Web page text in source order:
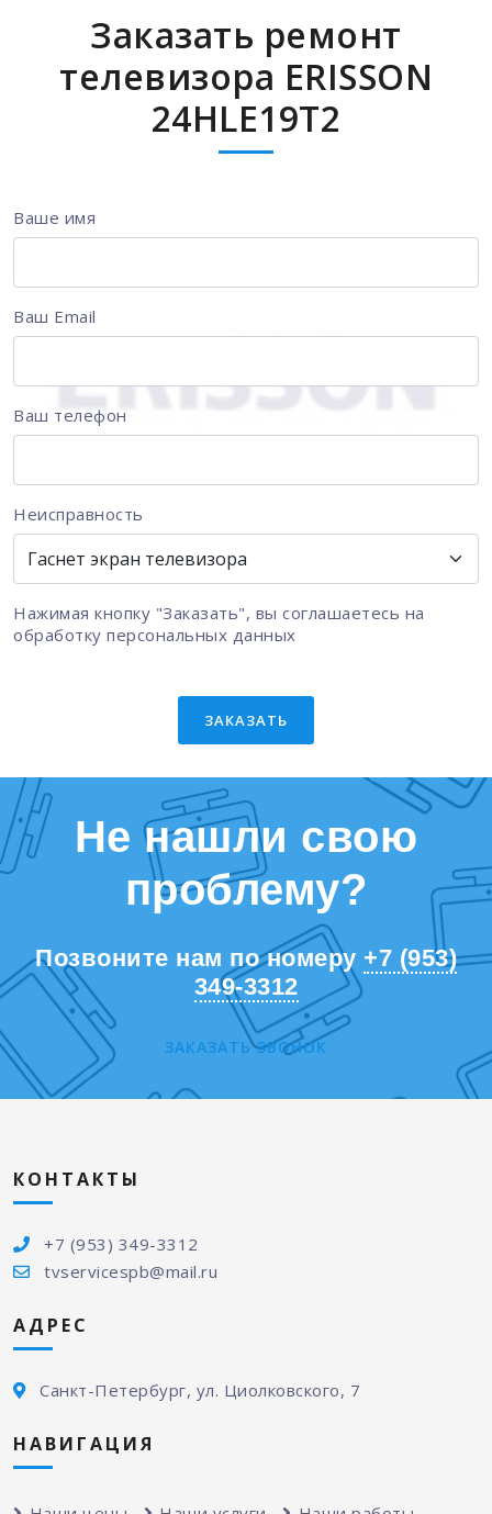
Заказать ремонт
телевизора ERISSON
24HLE19T2
Ваше имя
Ваш Email
Ваш телефон
Неисправность
Нажимая кнопку "Заказать", вы соглашаетесь на
обработку персональных данных
ЗАКАЗАТЬ
Не нашли свою
проблему?
Позвоните нам по номеру +7 (953)
349-3312
ЗАКАЗАТЬ ЗВОНОК
КОНТАКТЫ
+7 (953) 349-3312
tvservicespb@mail.ru
АДРЕС
Санкт-Петербург, ул. Циолковского, 7
НАВИГАЦИЯ